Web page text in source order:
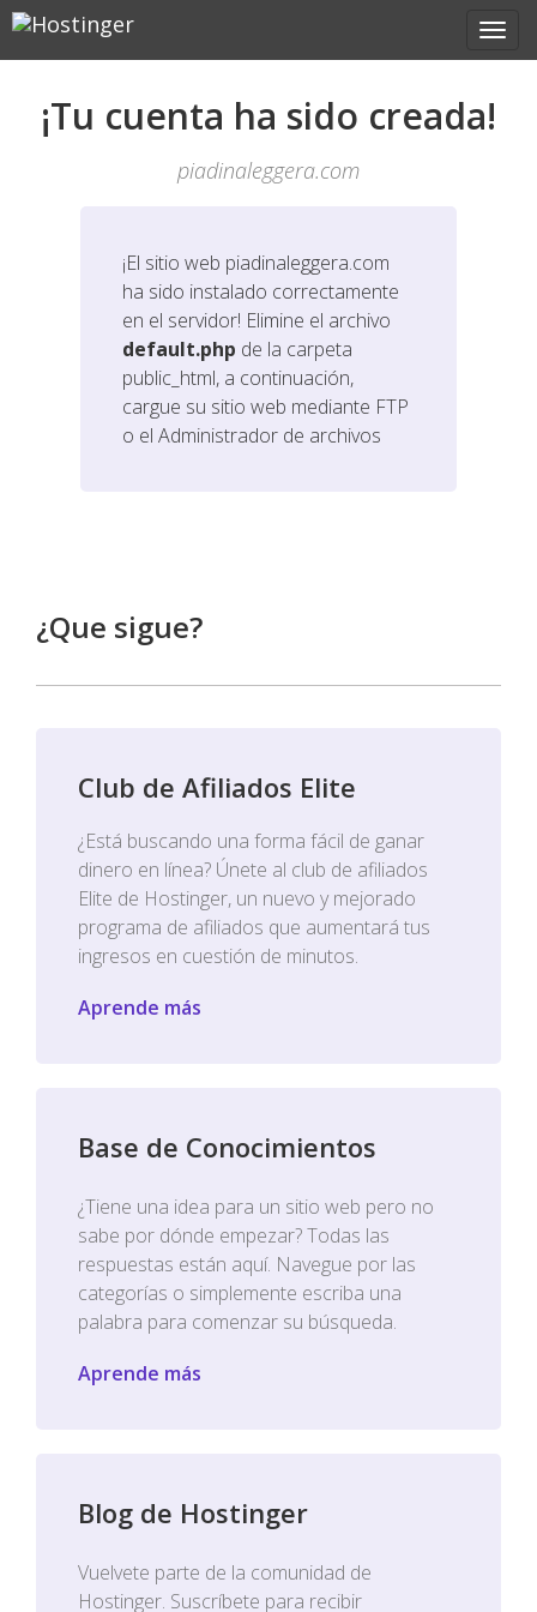
¡Tu cuenta ha sido creada!
piadinaleggera.com
¡El sitio web piadinaleggera.com
ha sido instalado correctamente
en el servidor! Elimine el archivo
default.php de la carpeta
public_html, a continuación,
cargue su sitio web mediante FTP
o el Administrador de archivos
¿Que sigue?
Club de Afiliados Elite
¿Está buscando una forma fácil de ganar
dinero en línea? Únete al club de afiliados
Elite de Hostinger, un nuevo y mejorado
programa de afiliados que aumentará tus
ingresos en cuestión de minutos.
Aprende más
Base de Conocimientos
¿Tiene una idea para un sitio web pero no
sabe por dónde empezar? Todas las
respuestas están aquí. Navegue por las
categorías o simplemente escriba una
palabra para comenzar su búsqueda.
Aprende más
Blog de Hostinger
Vuelvete parte de la comunidad de
Hostinger. Suscríbete para recibir